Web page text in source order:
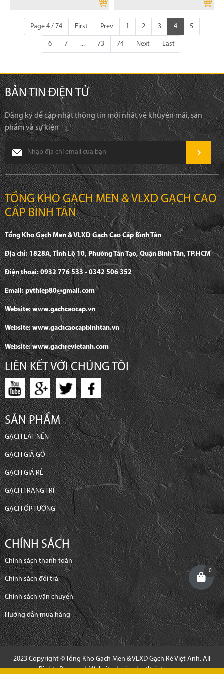
Page 4 / 74 First Prev 1 2 3 4 5
6 7 ... 73 74 Next Last
BẢN TIN ĐIỆN TỬ
Đăng ký để cập nhật thông tin mới nhất về khuyên mãi, sản
phẩm và sự kiện
TỔNG KHO GẠCH MEN & VLXD GẠCH CAO
CẤP BÌNH TÂN
Tổng Kho Gạch Men & VLXD Gạch Cao Cấp Bình Tân
Địa chỉ: 1828A, Tỉnh Lộ 10, Phường Tân Tạo, Quận Bình Tân, TP.HCM
Điện thoại: 0932 776 533 - 0342 506 352
Email: pvthiep80@gmail.com
Website: www.gachcaocap.vn
Website: www.gachcaocapbinhtan.vn
Website: www.gachrevietanh.com
LIÊN KẾT VỚI CHÚNG TÔI
SẢN PHẨM
GẠCH LÁT NỀN
GẠCH GIẢ GỖ
GẠCH GIÁ RẺ
GẠCH TRANG TRÍ
GẠCH ỐP TƯỜNG
CHÍNH SÁCH
Chính sách thanh toán
Chính sách đổi trả
Chính sách vận chuyển
Hướng dẫn mua hàng
2023 Copyright © Tổng Kho Gạch Men & VLXD Gạch Rẻ Việt Anh. All
Rights Reserved. Website design bytltvietnam.vn
0